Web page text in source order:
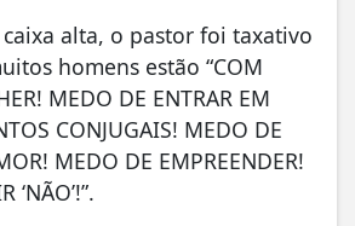
caixa alta, o pastor foi taxativo
homens estão “COM
MEDO DE ENTRAR EM
CONJUGAIS! MEDO DE
MEDO DE EMPREENDER!
‘NÃO’!”.